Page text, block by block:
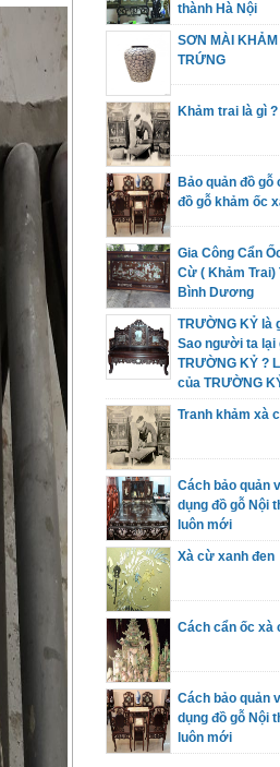
thành Hà Nội
SƠN MÀI KHẢM
TRỨNG
Khảm trai là gì ?
Bảo quản đồ gỗ
đồ gỗ khảm ốc
Gia Công Cẩn
Cừ ( Khảm Trai)
Bình Dương
TRƯỜNG KỶ là
Sao người ta lại
TRƯỜNG KỶ ?
của TRƯỜNG
Tranh khảm xà
Cách bảo quản
dụng đồ gỗ Nội
luôn mới
Xà cừ xanh đen
Cách cẩn ốc xà
Cách bảo quản
dụng đồ gỗ Nội
luôn mới